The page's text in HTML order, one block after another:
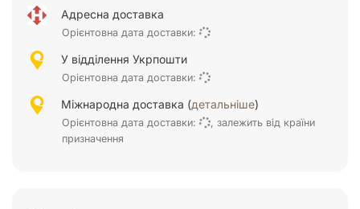
Адресна доставка
Орієнтовна дата доставки:
У відділення Укрпошти
Орієнтовна дата доставки:
Міжнародна доставка (детальніше)
Орієнтовна дата доставки:
, залежить від країни
призначення